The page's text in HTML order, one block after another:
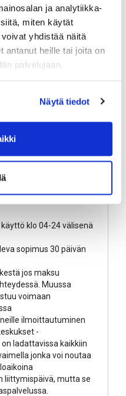
ja analytiikka-
miten käytät
yhdistää näitä
antanut heille tai joita on
palvelujaan.
Näytä tiedot
Kassalla voit valita
tai maksun laskulla,
+
klo 04-24 välisenä
sopimus 30 päivän
jos maksu
Muussa
voimaan
ilmoittautuminen
-
ladattavissa kaikkiin
jonka voi noutaa
liittymispäivä, mutta se